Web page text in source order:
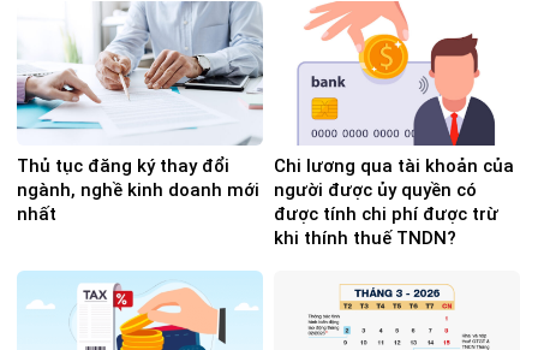
Thủ tục đăng ký thay đổi
ngành, nghề kinh doanh mới
nhất
Chi lương qua tài khoản của
người được ủy quyền có
được tính chi phí được trừ
khi thính thuế TNDN?